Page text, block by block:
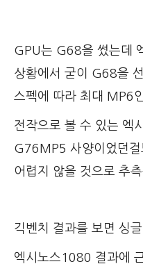
GPU는 G68을 썼는데
상황에서 굳이 G68을
스펙에 따라 최대 MP6
전작으로 볼 수 있는 엑
G76MP5 사양이었던
어렵지 않을 것으로 추측
긱벤치 결과를 보면 싱
엑시노스1080 결과에